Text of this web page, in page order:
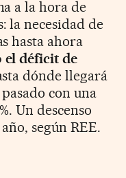
a la hora de
la necesidad de
hasta ahora
el déficit de
dónde llegará
con una
Un descenso
según REE.